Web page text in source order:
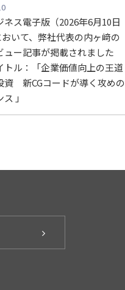
ネス電子版（2026年6月10日
いて、弊社代表の内ヶ﨑の
ュー記事が掲載されました
トル：「企業価値向上の王道
資 新CGコードが導く攻めの
」